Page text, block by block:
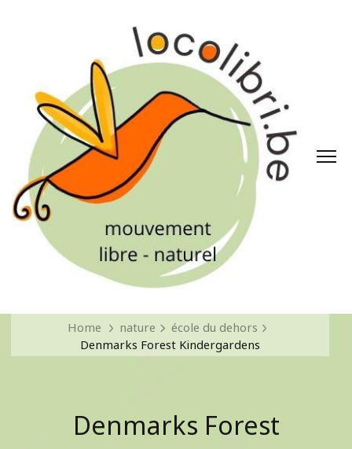
Home nature
école du dehors
Denmarks Forest Kindergardens
Denmarks Forest